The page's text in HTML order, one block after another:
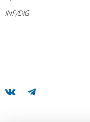
INF/DIG